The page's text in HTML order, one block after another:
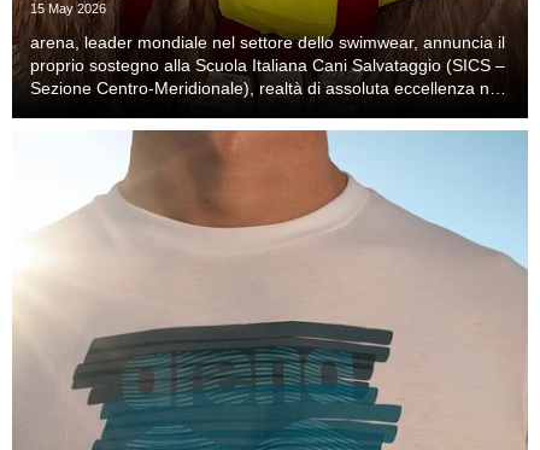
15 May 2026
arena, leader mondiale nel settore dello swimwear, annuncia il
proprio sostegno alla Scuola Italiana Cani Salvataggio (SICS –
Sezione Centro-Meridionale), realtà di assoluta eccellenza nel